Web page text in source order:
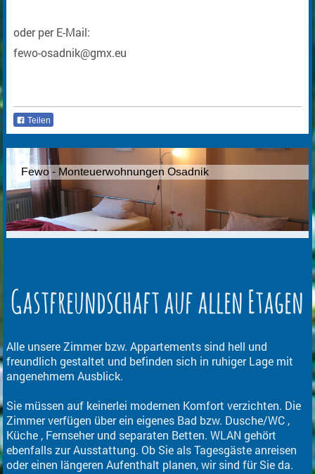
oder per E-Mail:
fewo-osadnik@gmx.eu
Teilen
Fewo - Monteuerwohnungen Osadnik
Gastfreundschaft auf allen Etagen
Alle unsere Zimmer bzw. Appartements sind hell und
freundlich gestaltet und befinden sich in ruhiger Lage mit
angenehmem Ausblick.
Sie müssen auf keinerlei modernen Komfort verzichten. Die
Zimmer verfügen über ein eigenes Bad bzw. Dusche/WC ,
Küche , Fernseher und separaten Betten. WLAN gehört
ebenfalls zur Ausstattung. Ob Sie als Tagesgäste anreisen
oder einen längeren Aufenthalt planen, wir sind für Sie da.